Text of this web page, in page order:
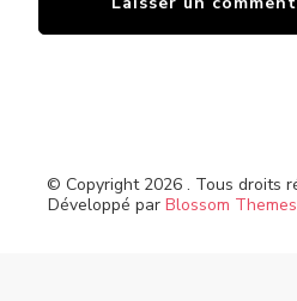
© Copyright 2026 . Tous droits
Développé par Blossom Themes